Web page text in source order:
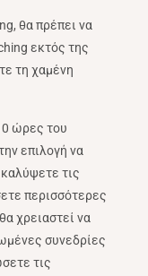
θα πρέπει να
εκτός της
τη χαμένη
ώρες του
επιλογή να
τις
περισσότερες
χρειαστεί να
συνεδρίες
τις